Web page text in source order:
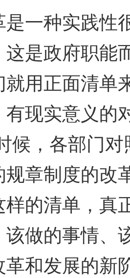
种实践性
这是政府职能
就用正面清单
有现实意义的
候，各部门
章制度的改
样的清单，真
该做的事情、
革和发展的新